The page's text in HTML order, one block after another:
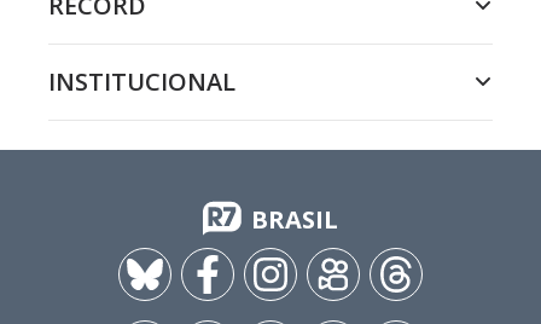
INSTITUCIONAL
BRASIL